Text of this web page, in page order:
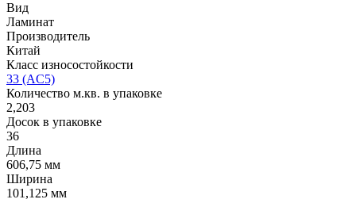
Вид
Ламинат
Производитель
Китай
Класс износостойкости
33 (AC5)
Количество м.кв. в упаковке
2,203
Досок в упаковке
36
Длина
606,75 мм
Ширина
101,125 мм